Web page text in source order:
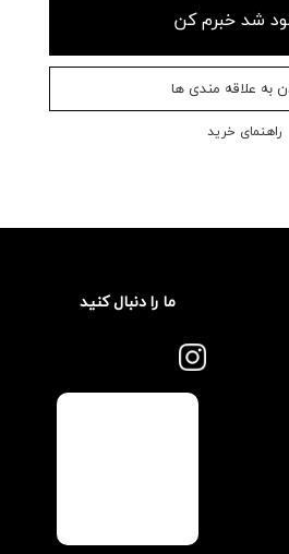
شد خبرم کن
به علاقه مندی ها
راهنمای خرید
ما را دنبال کنید